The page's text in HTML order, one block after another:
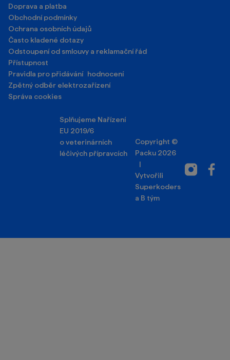
Doprava a platba
Obchodní podmínky
Ochrana osobních údajů
Často kladené dotazy
Odstoupení od smlouvy a reklamační řád
Přístupnost
Pravidla pro přidávání hodnocení
Zpětný odběr elektrozařízení
Správa cookies
Splňujeme Nařízení
EU 2019/6
o veterinárních
léčivých přípravcích
Copyright ©
Packu 2026
|
Vytvořili
Superkoders
a B tým
Instagram